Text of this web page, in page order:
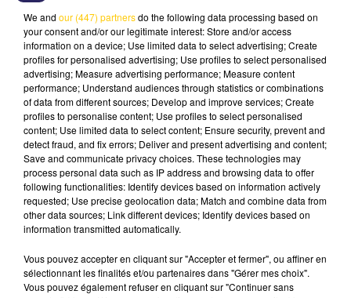
Lecture (3 min 41 sec)
19 décembre 2025 - 3 min 41 sec
L'INFO DU LOT À FIGEAC LE 19/12/25 À
19H00
L'info du Lot à Figeac
We and our (447) partnersdo the following data processing based on
your consent and/or our legitimate interest: Store and/or access
information on a device; Use limited data to select advertising; Create
profiles for personalised advertising; Use profiles to select personalised
advertising; Measure advertising performance; Measure content
performance; Understand audiences through statistics or combinations
of data from different sources; Develop and improve services; Create
profiles to personalise content; Use profiles to select personalised
content; Use limited data to select content; Ensure security, prevent and
detect fraud, and fix errors; Deliver and present advertising and content;
Save and communicate privacy choices. These technologies may
process personal data such as IP address and browsing data to offer
following functionalities: Identify devices based on information actively
requested; Use precise geolocation data; Match and combine data from
other data sources; Link different devices; Identify devices based on
information transmitted automatically.
Vous pouvez accepter en cliquant sur "Accepter et fermer", ou affiner en
sélectionnant les finalités et/ou partenaires dans "Gérer mes choix".
Vous pouvez également refuser en cliquant sur "Continuer sans